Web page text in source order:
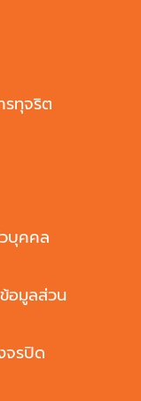
รทุจริต
บุคคล
อมูลส่วน
จรปิด